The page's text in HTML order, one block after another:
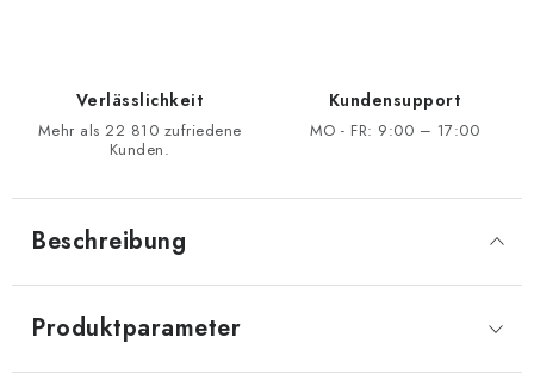
Verlässlichkeit
Mehr als 22 810 zufriedene
Kunden.
Kundensupport
MO - FR: 9:00 – 17:00
Beschreibung
Produktparameter